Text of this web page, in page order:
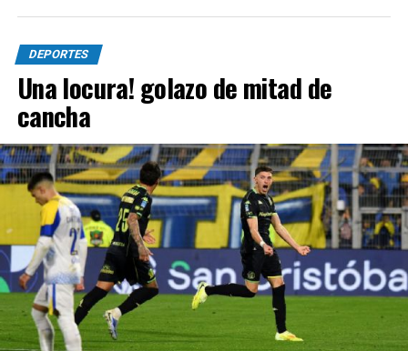
DEPORTES
Una locura! golazo de mitad de
cancha